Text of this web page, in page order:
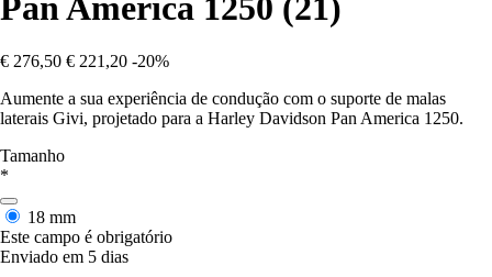
€ 276,50 € 221,20 -20%
Aumente a sua experiência de condução com o suporte de malas
laterais Givi, projetado para a Harley Davidson Pan America 1250.
Tamanho
*
18 mm
Este campo é obrigatório
Enviado em 5 dias